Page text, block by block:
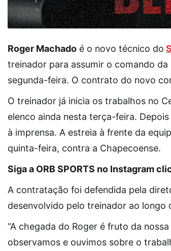
Roger Machado é o novo técnico do
treinador para assumir o comando
segunda-feira. O contrato do novo
O treinador já inicia os trabalhos no
elenco ainda nesta terça-feira.
à imprensa. A estreia à frente da
quinta-feira, contra a Chapecoense.
Siga a ORB SPORTS no Instagram
A contratação foi defendida pela
desenvolvido pelo treinador ao longo
“A chegada do Roger é fruto da
observamos e ouvimos sobre o